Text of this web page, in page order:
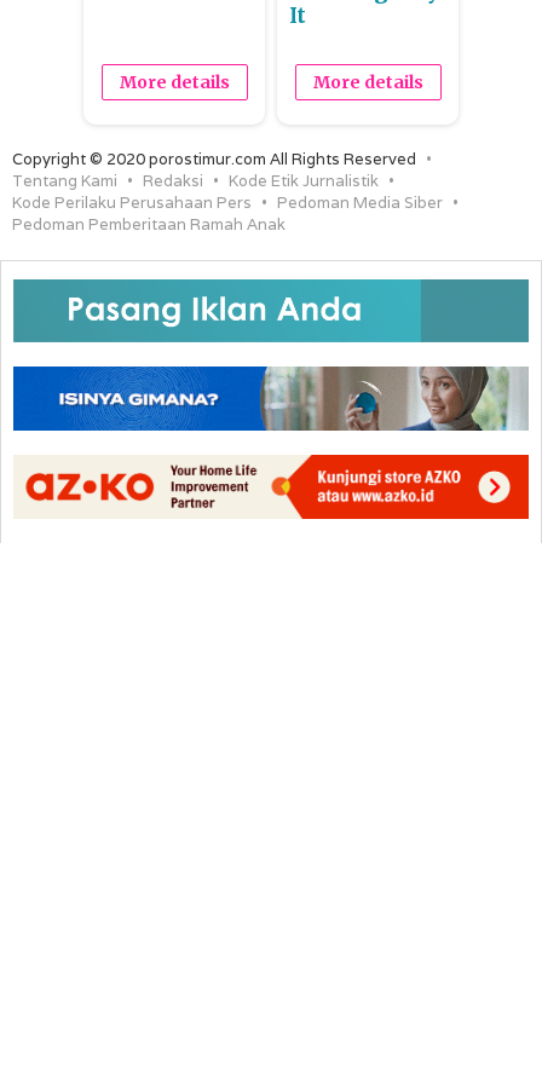
More details
It
More details
Copyright © 2020 porostimur.com All Rights Reserved
Tentang Kami
Redaksi
Kode Etik Jurnalistik
Kode Perilaku Perusahaan Pers
Pedoman Media Siber
Pedoman Pemberitaan Ramah Anak